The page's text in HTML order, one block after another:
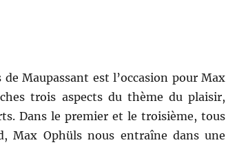
Maupassant est l’occasion pour Max
trois aspects du thème du plaisir,
Dans le premier et le troisième, tous
Max Ophüls nous entraîne dans une